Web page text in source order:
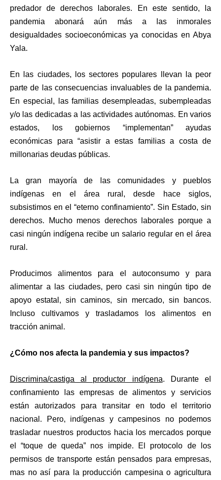
predador de derechos laborales. En este sentido, la
pandemia abonará aún más a las inmorales
desigualdades socioeconómicas ya conocidas en Abya
Yala.
En las ciudades, los sectores populares llevan la peor
parte de las consecuencias invaluables de la pandemia.
En especial, las familias desempleadas, subempleadas
y/o las dedicadas a las actividades autónomas. En varios
estados, los gobiernos “implementan” ayudas
económicas para “asistir a estas familias a costa de
millonarias deudas públicas.
La gran mayoría de las comunidades y pueblos
indígenas en el área rural, desde hace siglos,
subsistimos en el “eterno confinamiento”. Sin Estado, sin
derechos. Mucho menos derechos laborales porque a
casi ningún indígena recibe un salario regular en el área
rural.
Producimos alimentos para el autoconsumo y para
alimentar a las ciudades, pero casi sin ningún tipo de
apoyo estatal, sin caminos, sin mercado, sin bancos.
Incluso cultivamos y trasladamos los alimentos en
tracción animal.
¿Cómo nos afecta la pandemia y sus impactos?
Discrimina/castiga al productor indígena. Durante el
confinamiento las empresas de alimentos y servicios
están autorizados para transitar en todo el territorio
nacional. Pero, indígenas y campesinos no podemos
trasladar nuestros productos hacia los mercados porque
el “toque de queda” nos impide. El protocolo de los
permisos de transporte están pensados para empresas,
mas no así para la producción campesina o agricultura